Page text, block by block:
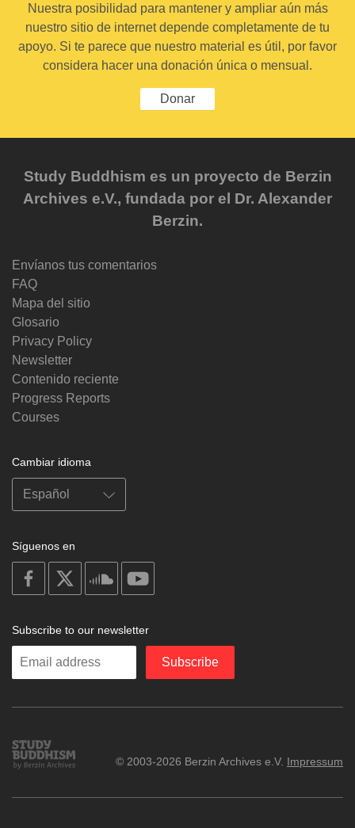
Nuestra posibilidad para mantener y ampliar aún más
nuestro sitio de internet depende completamente de tu
apoyo. Si te parece que nuestro material es útil, por favor
considera hacer una donación única o mensual.
Donar
Study Buddhism es un proyecto de Berzin
Archives e.V., fundada por el Dr. Alexander
Berzin.
Envíanos tus comentarios
FAQ
Mapa del sitio
Glosario
Privacy Policy
Newsletter
Contenido reciente
Progress Reports
Courses
Cambiar idioma
Síguenos en
on
facebook
soundcloud
Subscribe to our newsletter
Enter
Subscribe
Study
Buddhism
© 2003-2026 Berzin Archives e.V. Impressum